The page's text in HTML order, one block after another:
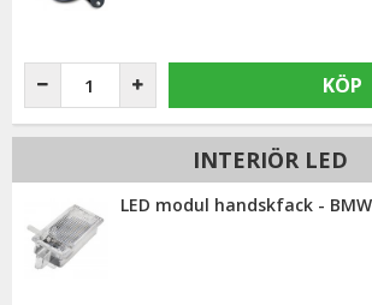
KÖP
INTERIÖR LED
LED modul handskfack -